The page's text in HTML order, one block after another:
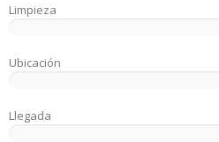
Limpieza
Ubicación
Llegada